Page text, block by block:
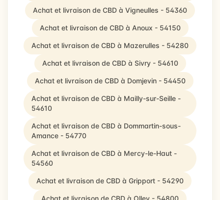
Achat et livraison de CBD à Vigneulles - 54360
Achat et livraison de CBD à Anoux - 54150
Achat et livraison de CBD à Mazerulles - 54280
Achat et livraison de CBD à Sivry - 54610
Achat et livraison de CBD à Domjevin - 54450
Achat et livraison de CBD à Mailly-sur-Seille -
54610
Achat et livraison de CBD à Dommartin-sous-
Amance - 54770
Achat et livraison de CBD à Mercy-le-Haut -
54560
Achat et livraison de CBD à Gripport - 54290
Achat et livraison de CBD à Olley - 54800